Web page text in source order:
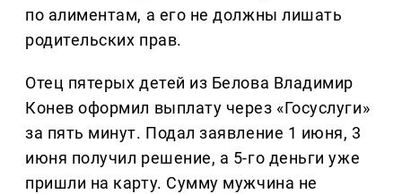
по алиментам, а его не должны лишать
родительских прав.
Отец пятерых детей из Белова Владимир
Конев оформил выплату через «Госуслуги»
за пять минут. Подал заявление 1 июня, 3
июня получил решение, а 5-го деньги уже
пришли на карту. Сумму мужчина не